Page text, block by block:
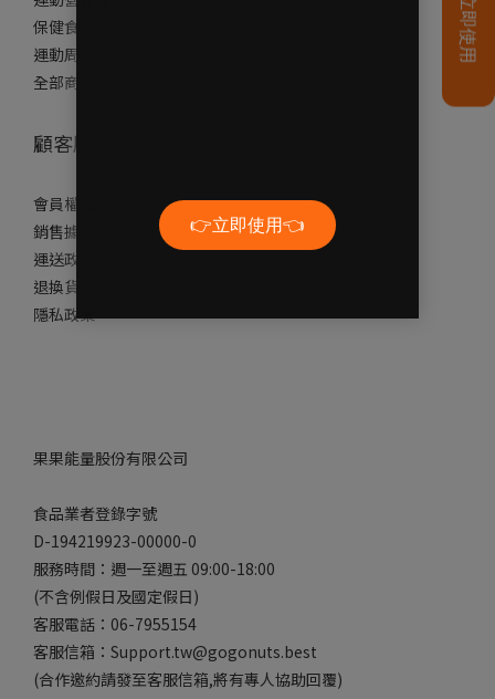
保健食品
運動周邊
全部商品
顧客服務
會員權益
銷售據點
運送政策
退換貨政策
隱私政策
果果能量股份有限公司
食品業者登錄字號
D-194219923-00000-0
服務時間：週一至週五 09:00-18:00
(不含例假日及國定假日)
客服電話：06-7955154
客服信箱：Support.tw@gogonuts.best
(合作邀約請發至客服信箱,將有專人協助回覆)